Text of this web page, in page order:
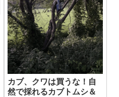
カブ、クワは買うな！自
然で採れるカブトムシ＆